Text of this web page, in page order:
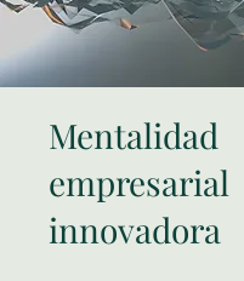
Mentalidad
empresarial
innovadora